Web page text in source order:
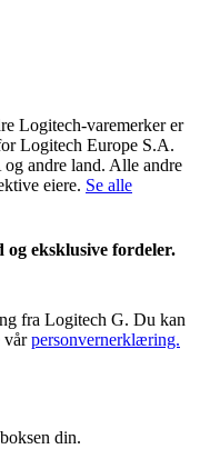
Logitech-varemerker er
Logitech Europe S.A.
andre land. Alle andre
eiere. Se alle
eksklusive fordeler.
fra Logitech G. Du kan
vårpersonvernerklæring.
din.